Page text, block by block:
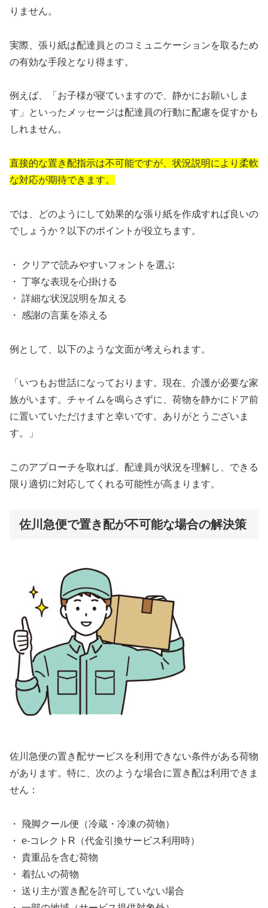
りません。
実際、張り紙は配達員とのコミュニケーションを取るため
の有効な手段となり得ます。
例えば、「お子様が寝ていますので、静かにお願いしま
す」といったメッセージは配達員の行動に配慮を促すかも
しれません。
直接的な置き配指示は不可能ですが、状況説明により柔軟
な対応が期待できます。
では、どのようにして効果的な張り紙を作成すれば良いの
でしょうか？以下のポイントが役立ちます。
・ クリアで読みやすいフォントを選ぶ
・ 丁寧な表現を心掛ける
・ 詳細な状況説明を加える
・ 感謝の言葉を添える
例として、以下のような文面が考えられます。
「いつもお世話になっております。現在、介護が必要な家
族がいます。チャイムを鳴らさずに、荷物を静かにドア前
に置いていただけますと幸いです。ありがとうございま
す。」
このアプローチを取れば、配達員が状況を理解し、できる
限り適切に対応してくれる可能性が高まります。
佐川急便で置き配が不可能な場合の解決策
佐川急便の置き配サービスを利用できない条件がある荷物
があります。特に、次のような場合に置き配は利用できま
せん：
・ 飛脚クール便（冷蔵・冷凍の荷物）
・ e-コレクトR（代金引換サービス利用時）
・ 貴重品を含む荷物
・ 着払いの荷物
・ 送り主が置き配を許可していない場合